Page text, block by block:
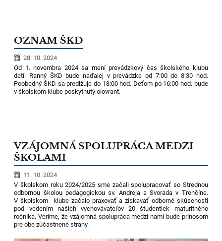
OZNAM ŠKD
28. 10. 2024
Od 1. novembra 2024 sa mení prevádzkový čas školského klubu
detí. Ranný ŠKD bude naďalej v prevádzke od 7:00 do 8:30 hod.
Poobedný ŠKD sa predlžuje do 18:00 hod. Deťom po 16:00 hod. bude
v školskom klube poskytnutý olovrant.
VZÁJOMNÁ SPOLUPRÁCA MEDZI
ŠKOLAMI
11. 10. 2024
V školskom roku 2024/2025 sme začali spolupracovať so Strednou
odbornou školou pedagogickou sv. Andreja a Svorada v Trenčíne.
V školskom klube začalo praxovať a získavať odborné skúsenosti
pod vedením našich vychovávateľov 20 študentiek maturitného
ročníka. Veríme, že vzájomná spolupráca medzi nami bude prínosom
pre obe zúčastnené strany.